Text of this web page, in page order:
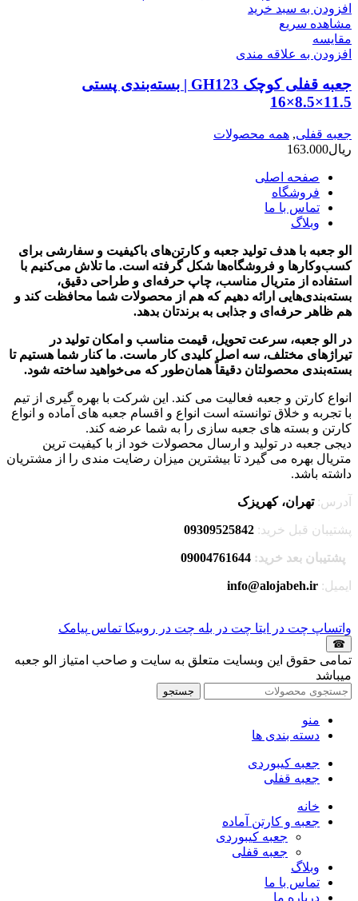
افزودن به سبد خرید
مشاهده سریع
مقایسه
افزودن به علاقه مندی
جعبه قفلی کوچک GH123 | بسته‌بندی پستی
11.5×8.5×16
جعبه قفلی, همه محصولات
ریال163.000
صفحه اصلی
فروشگاه
تماس با ما
وبلاگ
الو جعبه با هدف تولید جعبه و کارتن‌های باکیفیت و سفارشی برای
کسب‌وکارها و فروشگاه‌ها شکل گرفته است. ما تلاش می‌کنیم با
استفاده از متریال مناسب، چاپ حرفه‌ای و طراحی دقیق،
بسته‌بندی‌هایی ارائه دهیم که هم از محصولات شما محافظت کند و
هم ظاهر حرفه‌ای و جذابی به برندتان بدهد.
در الو جعبه، سرعت تحویل، قیمت مناسب و امکان تولید در
تیراژهای مختلف، سه اصل کلیدی کار ماست. ما کنار شما هستیم تا
بسته‌بندی محصولتان دقیقاً همان‌طور که می‌خواهید ساخته شود.
انواع کارتن و جعبه فعالیت می کند. این شرکت با بهره گیری از تیم
با تجربه و خلاق توانسته است انواع و اقسام جعبه های آماده و انواع
کارتن و بسته های جعبه سازی را به شما عرضه کند.
دیجی جعبه در تولید و ارسال محصولات خود از با کیفیت ترین
متریال بهره می گیرد تا بیشترین میزان رضایت مندی را از مشتریان
داشته باشد.
آدرس:تهران، کهریزک
پشتیبان قبل خرید: 09309525842
پشتیبان بعد خرید:
ایمیل: info@alojabeh.ir
واتساپ چت در ایتا چت در بله چت در روبیکا تماس پیامک
☎
تمامی حقوق این وبسایت متعلق به سایت و صاحب امتیاز الو جعبه
میباشد
جستجو
منو
دسته بندی ها
جعبه کیبوردی
جعبه قفلی
خانه
جعبه و کارتن آماده
جعبه کیبوردی
جعبه قفلی
وبلاگ
تماس با ما
درباره ما